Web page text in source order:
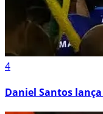
4
Daniel Santos